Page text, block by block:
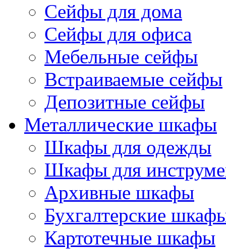
Сейфы для дома
Сейфы для офиса
Мебельные сейфы
Встраиваемые сейфы
Депозитные сейфы
Металлические шкафы
Шкафы для одежды
Шкафы для
Архивные шкафы
Бухгалтерские
Картотечные шкафы